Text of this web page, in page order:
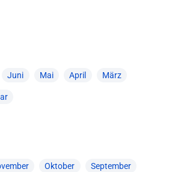
Juni Mai April März
Oktober September